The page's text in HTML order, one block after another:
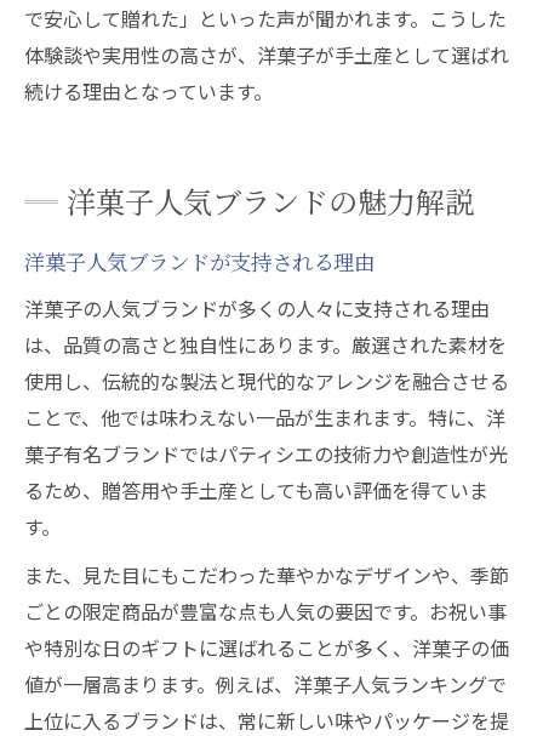
で安心して贈れた」といった声が聞かれます。こうした
体験談や実用性の高さが、洋菓子が手土産として選ばれ
続ける理由となっています。
洋菓子人気ブランドの魅力解説
洋菓子人気ブランドが支持される理由
洋菓子の人気ブランドが多くの人々に支持される理由
は、品質の高さと独自性にあります。厳選された素材を
使用し、伝統的な製法と現代的なアレンジを融合させる
ことで、他では味わえない一品が生まれます。特に、洋
菓子有名ブランドではパティシエの技術力や創造性が光
るため、贈答用や手土産としても高い評価を得ていま
す。
また、見た目にもこだわった華やかなデザインや、季節
ごとの限定商品が豊富な点も人気の要因です。お祝い事
や特別な日のギフトに選ばれることが多く、洋菓子の価
値が一層高まります。例えば、洋菓子人気ランキングで
上位に入るブランドは、常に新しい味やパッケージを提